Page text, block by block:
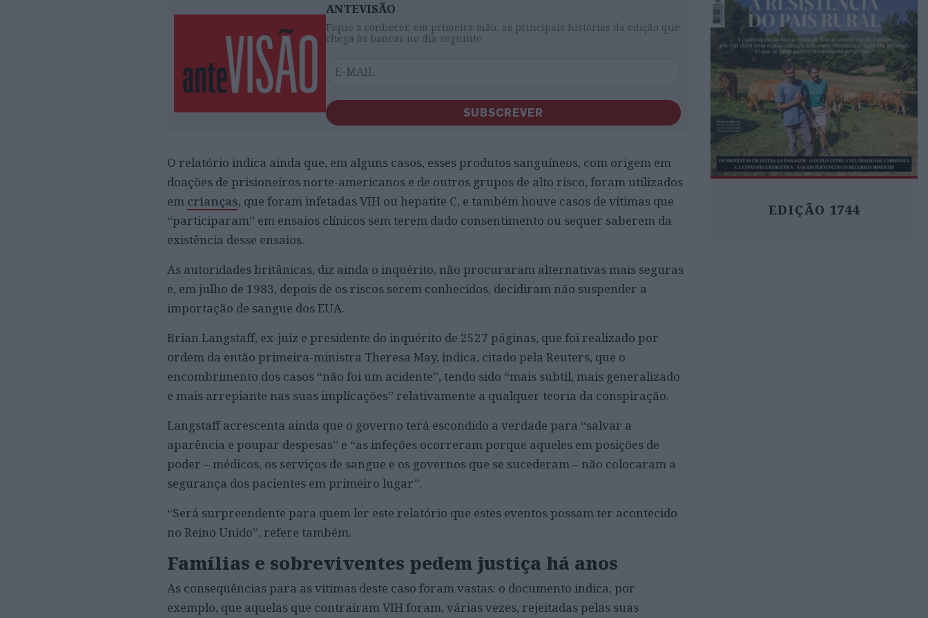
ANTEVISÃO
Fique a conhecer, em primeira mão, as principais histórias da edição que
chega às bancas no dia seguinte
SUBSCREVER
O relatório indica ainda que, em alguns casos, esses produtos sanguíneos, com origem em
doações de prisioneiros norte-americanos e de outros grupos de alto risco, foram utilizados
em crianças, que foram infetadas VIH ou hepatite C, e também houve casos de vítimas que
“participaram” em ensaios clínicos sem terem dado consentimento ou sequer saberem da
existência desse ensaios.
As autoridades britânicas, diz ainda o inquérito, não procuraram alternativas mais seguras
e, em julho de 1983, depois de os riscos serem conhecidos, decidiram não suspender a
importação de sangue dos EUA.
Brian Langstaff, ex-juiz e presidente do inquérito de 2527 páginas, que foi realizado por
ordem da então primeira-ministra Theresa May, indica, citado pela Reuters, que o
encombrimento dos casos “não foi um acidente”, tendo sido “mais subtil, mais generalizado
e mais arrepiante nas suas implicações” relativamente a qualquer teoria da conspiração.
Langstaff acrescenta ainda que o governo terá escondido a verdade para “salvar a
aparência e poupar despesas” e “as infeções ocorreram porque aqueles em posições de
poder – médicos, os serviços de sangue e os governos que se sucederam – não colocaram a
segurança dos pacientes em primeiro lugar”.
“Será surpreendente para quem ler este relatório que estes eventos possam ter acontecido
no Reino Unido”, refere também.
Famílias e sobreviventes pedem justiça há anos
As consequências para as vítimas deste caso foram vastas: o documento indica, por
exemplo, que aquelas que contraíram VIH foram, várias vezes, rejeitadas pelas suas
EDIÇÃO 1744